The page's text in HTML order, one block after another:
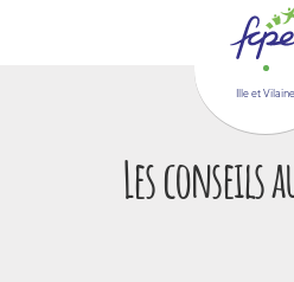
Ille et Vilaine
Les conseils
Panneau de gestion des